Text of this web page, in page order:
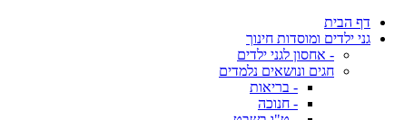
דף הבית
גני ילדים ומוסדות חינוך
- אחסון לגני ילדים
חגים ונושאים נלמדים
- בריאות
- חנוכה